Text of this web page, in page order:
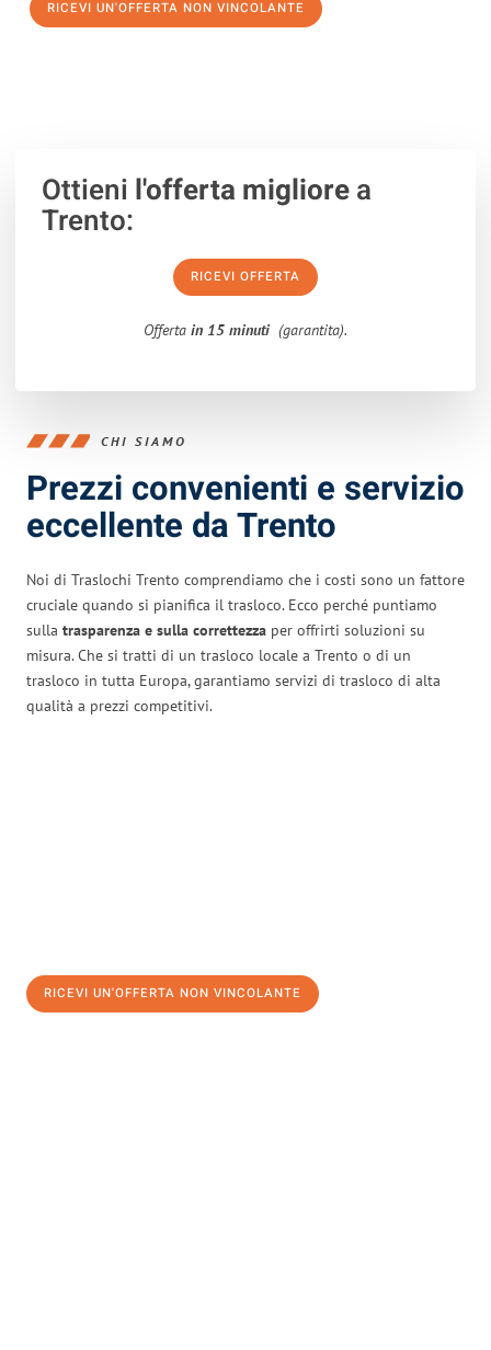
RICEVI UN'OFFERTA NON VINCOLANTE
Ottieni l'offerta migliorea
Trento:
RICEVI OFFERTA
Offerta in 15 minuti (garantita).
CHI SIAMO
Prezzi convenienti e servizio
eccellente da Trento
Noi di Traslochi Trento comprendiamo che i costi sono un fattore
cruciale quando si pianifica il trasloco. Ecco perché puntiamo
sulla trasparenza e sulla correttezza per offrirti soluzioni su
misura. Che si tratti di un trasloco locale a Trento o di un
trasloco in tutta Europa, garantiamo servizi di trasloco di alta
qualità a prezzi competitivi.
RICEVI UN'OFFERTA NON VINCOLANTE